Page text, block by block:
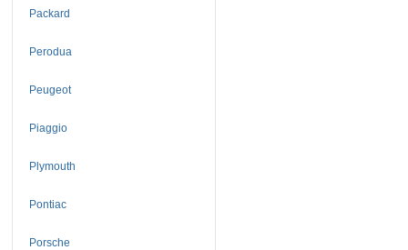
Packard
Perodua
Peugeot
Piaggio
Plymouth
Pontiac
Porsche